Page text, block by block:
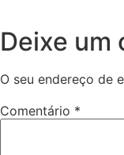
Deixe um
O seu endereço de
Comentário *